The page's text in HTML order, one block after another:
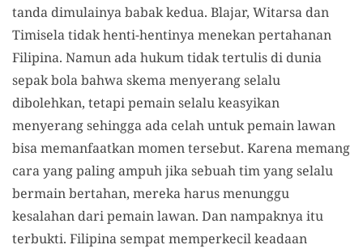
tanda dimulainya babak kedua. Blajar, Witarsa dan
Timisela tidak henti-hentinya menekan pertahanan
Filipina. Namun ada hukum tidak tertulis di dunia
sepak bola bahwa skema menyerang selalu
dibolehkan, tetapi pemain selalu keasyikan
menyerang sehingga ada celah untuk pemain lawan
bisa memanfaatkan momen tersebut. Karena memang
cara yang paling ampuh jika sebuah tim yang selalu
bermain bertahan, mereka harus menunggu
kesalahan dari pemain lawan. Dan nampaknya itu
terbukti. Filipina sempat memperkecil keadaan